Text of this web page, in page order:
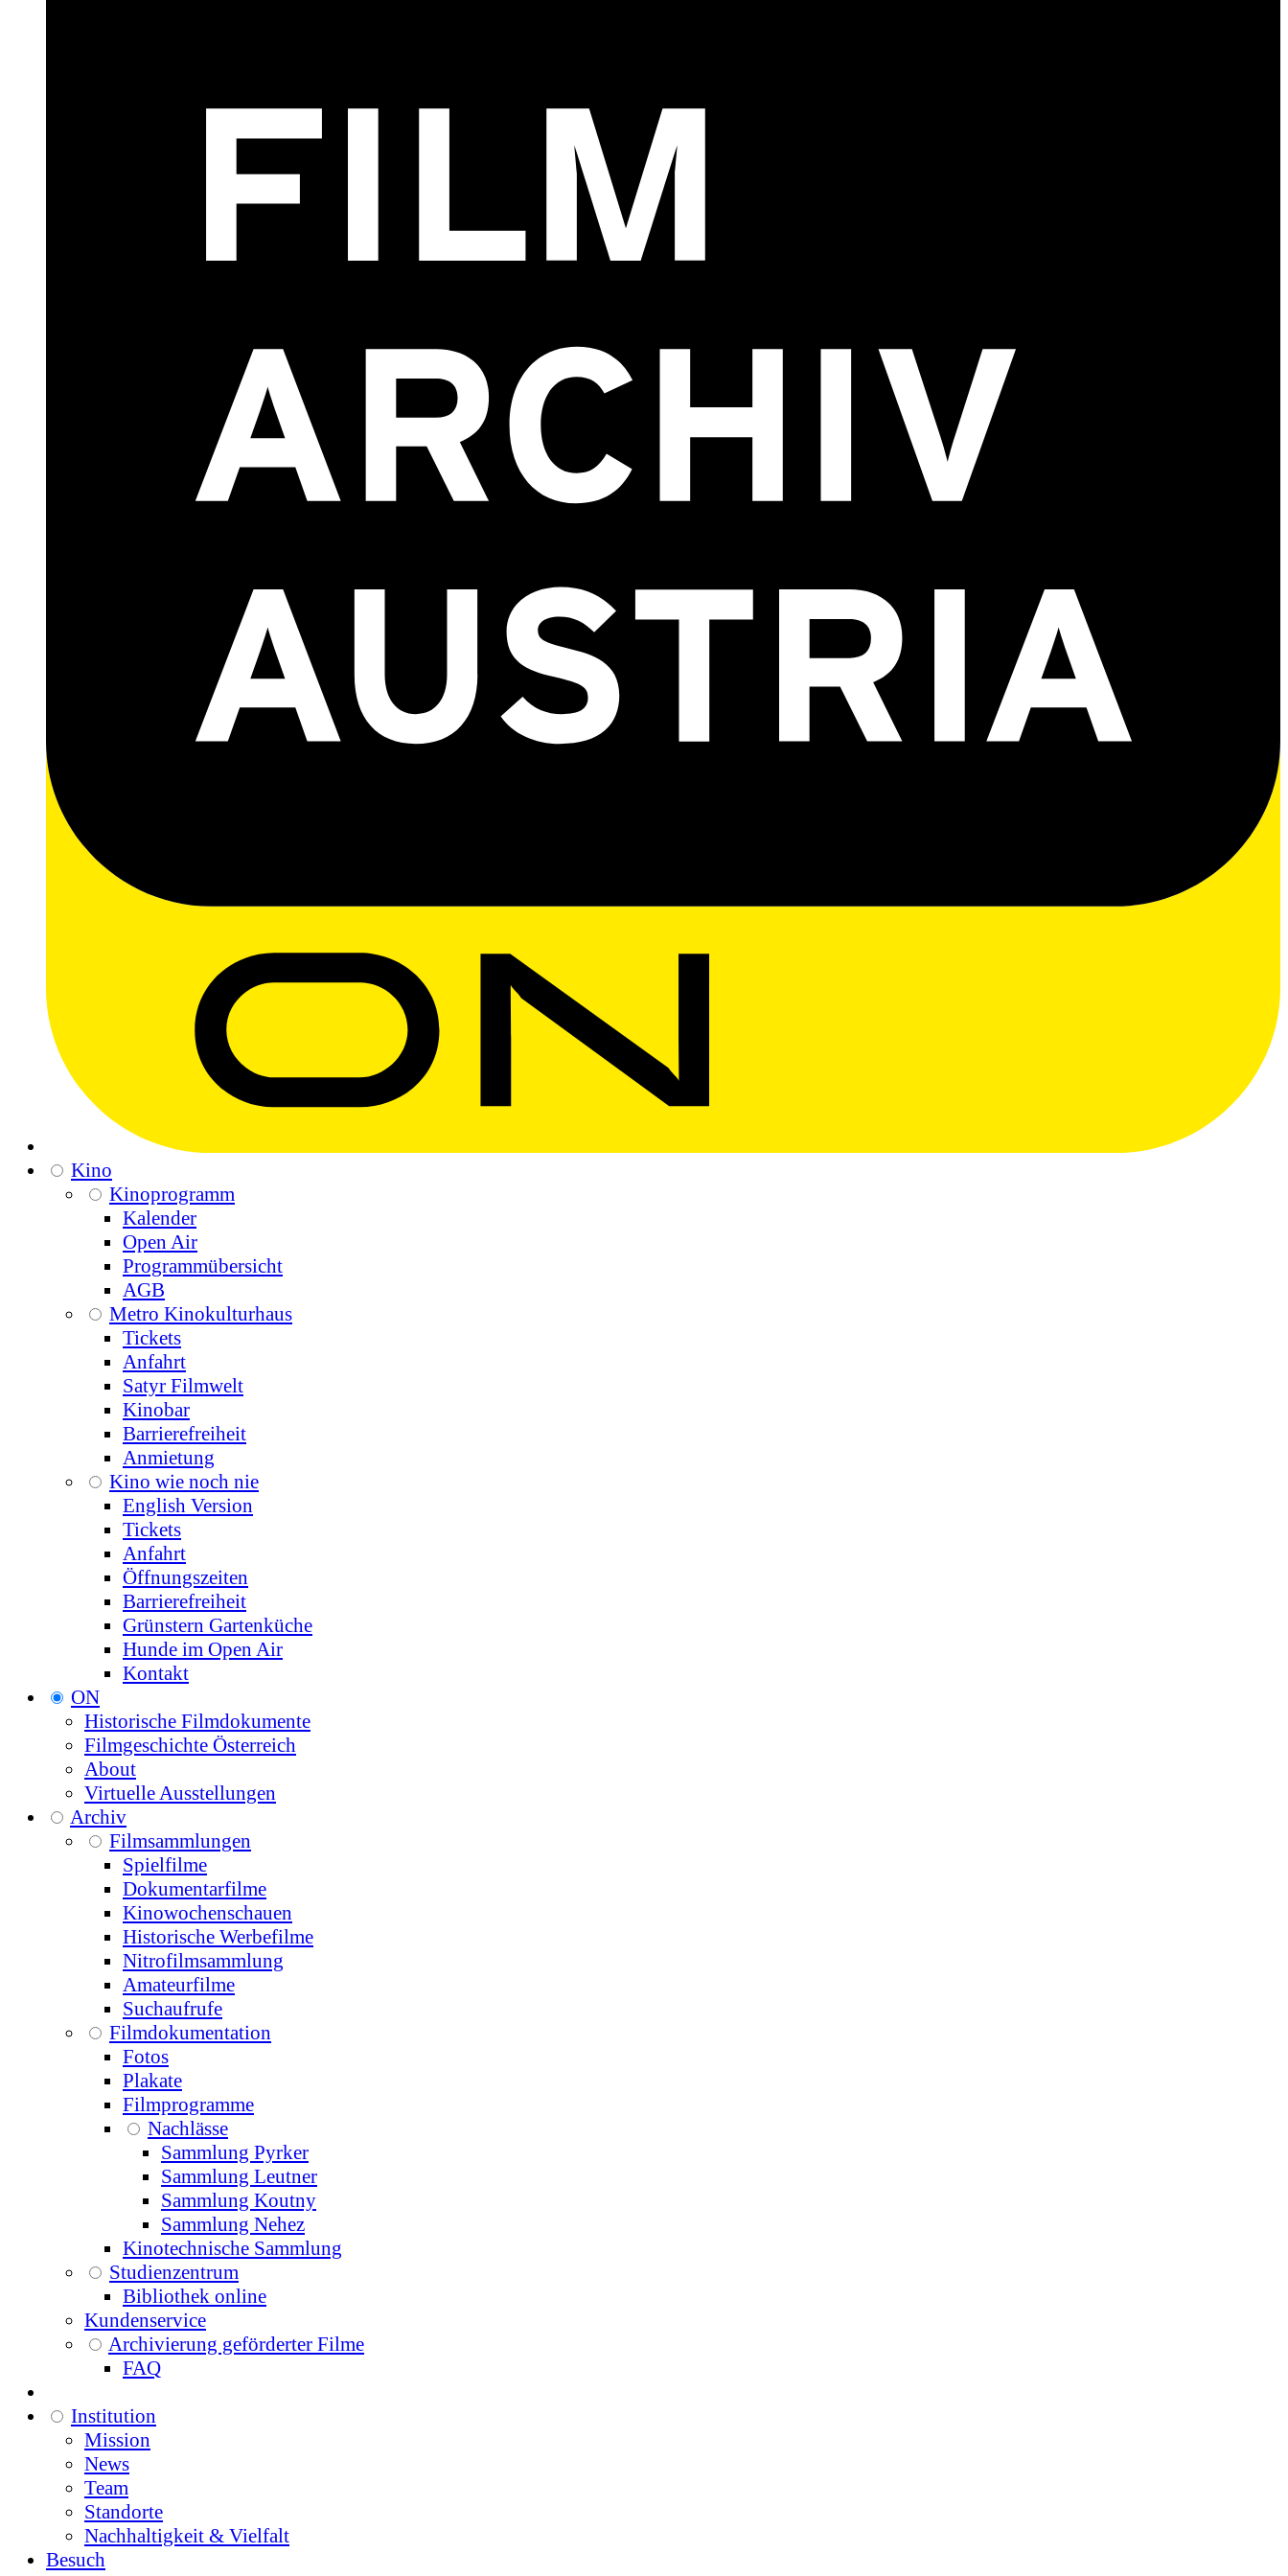
Kino
Kinoprogramm
Kalender
Open Air
Programmübersicht
AGB
Metro Kinokulturhaus
Tickets
Anfahrt
Satyr Filmwelt
Kinobar
Barrierefreiheit
Anmietung
Kino wie noch nie
English Version
Tickets
Anfahrt
Öffnungszeiten
Barrierefreiheit
Grünstern Gartenküche
Hunde im Open Air
Kontakt
ON
Historische Filmdokumente
Filmgeschichte Österreich
About
Virtuelle Ausstellungen
Archiv
Filmsammlungen
Spielfilme
Dokumentarfilme
Kinowochenschauen
Historische Werbefilme
Nitrofilmsammlung
Amateurfilme
Suchaufrufe
Filmdokumentation
Fotos
Plakate
Filmprogramme
Nachlässe
Sammlung Pyrker
Sammlung Leutner
Sammlung Koutny
Sammlung Nehez
Kinotechnische Sammlung
Studienzentrum
Bibliothek online
Kundenservice
Archivierung geförderter Filme
FAQ
Institution
Mission
News
Team
Standorte
Nachhaltigkeit & Vielfalt
Besuch